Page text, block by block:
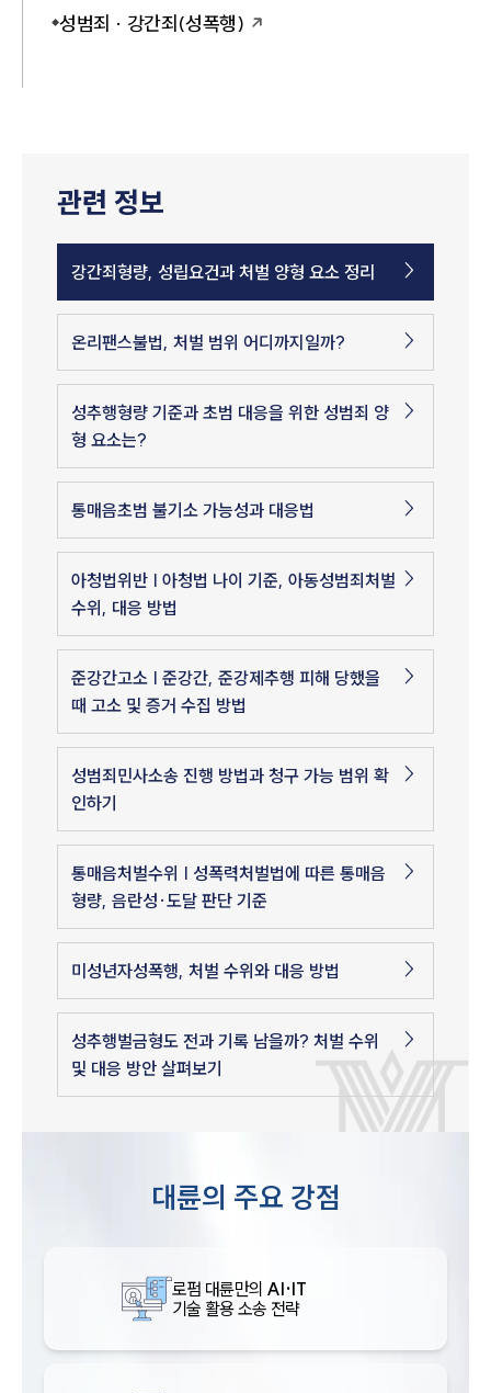
성범죄 · 강간죄(성폭행)
관련 정보
강간죄형량, 성립요건과 처벌 양형 요소 정리
온리팬스불법, 처벌 범위 어디까지일까?
성추행형량 기준과 초범 대응을 위한 성범죄 양
형 요소는?
통매음초범 불기소 가능성과 대응법
아청법위반 | 아청법 나이 기준, 아동성범죄처벌
수위, 대응 방법
준강간고소 | 준강간, 준강제추행 피해 당했을
때 고소 및 증거 수집 방법
성범죄민사소송 진행 방법과 청구 가능 범위 확
인하기
통매음처벌수위 | 성폭력처벌법에 따른 통매음
형량, 음란성·도달 판단 기준
미성년자성폭행, 처벌 수위와 대응 방법
성추행벌금형도 전과 기록 남을까? 처벌 수위
및 대응 방안 살펴보기
대륜의 주요 강점
로펌 대륜만의 AI·IT
기술 활용 소송 전략